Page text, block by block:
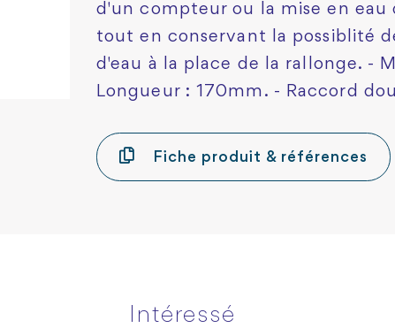
d'un compteur ou la mise en
tout en conservant la possiblité
d'eau à la place de la rallonge. -
Longueur : 170mm. - Raccord
Fiche produit & références
Intéressé